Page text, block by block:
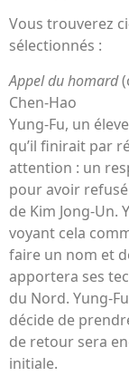
Vous trouverez
sélectionnés :
Appel du homard
Chen-Hao
Yung-Fu, un
qu’il finirait par
attention : un
pour avoir
de Kim Jong-Un.
voyant cela
faire un nom et
apportera ses
du Nord. Yung-
décide de
de retour sera
initiale.